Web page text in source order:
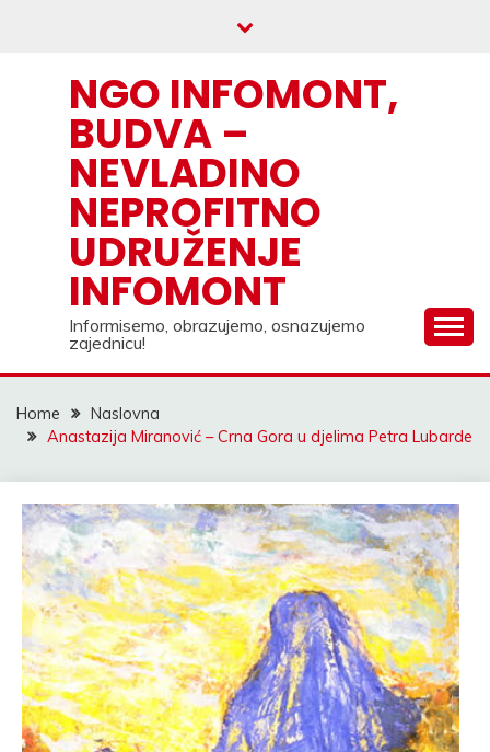
NGO INFOMONT,
BUDVA –
NEVLADINO
NEPROFITNO
UDRUŽENJE
INFOMONT
Informisemo, obrazujemo, osnazujemo
zajednicu!
Home
Naslovna
Anastazija Miranović – Crna Gora u djelima Petra Lubarde